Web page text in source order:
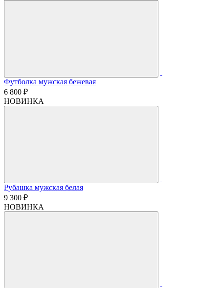
Футболка мужская бежевая
6 800 ₽
НОВИНКА
Рубашка мужская белая
9 300 ₽
НОВИНКА